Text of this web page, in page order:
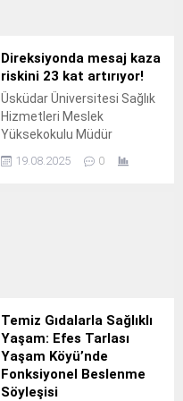
Direksiyonda mesaj kaza
riskini 23 kat artırıyor!
Üsküdar Üniversitesi Sağlık
Hizmetleri Meslek
Yüksekokulu Müdür
19.08.2025 0
Temiz Gıdalarla Sağlıklı
Yaşam: Efes Tarlası
Yaşam Köyü’nde
Fonksiyonel Beslenme
Söyleşisi